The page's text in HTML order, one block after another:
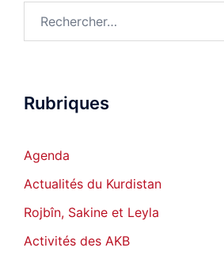
Rubriques
Agenda
Actualités du Kurdistan
Rojbîn, Sakine et Leyla
Activités des AKB